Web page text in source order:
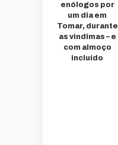
enólogos por
um dia em
Tomar, durante
as vindimas – e
com almoço
incluído